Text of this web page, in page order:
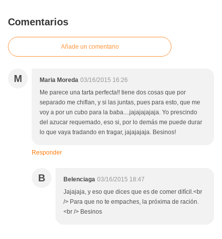
Comentarios
Añade un comentario
M Maria Moreda 03/16/2015 16:26
Me parece una tarta perfecta!! tiene dos cosas que por
separado me chiflan, y si las juntas, pues para esto, que me
voy a por un cubo para la baba....jajajajajaja. Yo prescindo
del azucar requemado, eso si, por lo demás me puede durar
lo que vaya tradando en tragar, jajajajaja. Besinos!
Responder
B Belenciaga 03/16/2015 18:47
Jajajaja, y eso que dices que es de comer difícil.<br
/> Para que no te empaches, la próxima de ración.
<br /> Besinos